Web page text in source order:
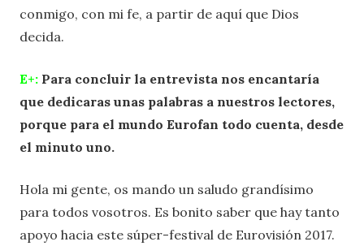
conmigo, con mi fe, a partir de aquí que Dios
decida.
E+: Para concluir la entrevista nos encantaría
que dedicaras unas palabras a nuestros lectores,
porque para el mundo Eurofan todo cuenta, desde
el minuto uno.
Hola mi gente, os mando un saludo grandísimo
para todos vosotros. Es bonito saber que hay tanto
apoyo hacia este súper-festival de Eurovisión 2017.